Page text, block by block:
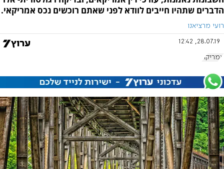
הדברים שתהיו חייבים לוודא לפני שאתם רוכשים נכס אמריקאי.
רועי מרציאנו
28.07.19, 12:42
אמריקה